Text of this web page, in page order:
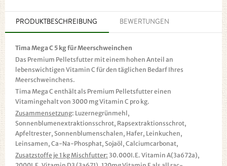
PRODUKTBESCHREIBUNG BEWERTUNGEN
Tima Mega C 5 kg für Meerschweinchen
Das Premium Pelletsfutter mit einem hohen Anteil an
lebenswichtigen Vitamin C für den täglichen Bedarf Ihres
Meerschweinchens.
Tima Mega C enthält als Premium Pelletsfutter einen
Vitamingehalt von 3000 mg Vitamin C pro kg.
Zusammensetzung: Luzernegrünmehl,
Sonnenblumenextraktionsschrot, Rapsextraktionsschrot,
Apfeltrester, Sonnenblumenschalen, Hafer, Leinkuchen,
Leinsamen, Ca-Na-Phosphat, Sojaöl, Calciumcarbonat,
Zusatzstoffe je 1 kg Mischfutter: 30.000I.E. Vitamin A(3a672a),